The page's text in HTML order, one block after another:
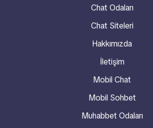
Chat Odaları
Chat Siteleri
Hakkımızda
İletişim
Mobil Chat
Mobil Sohbet
Muhabbet Odaları